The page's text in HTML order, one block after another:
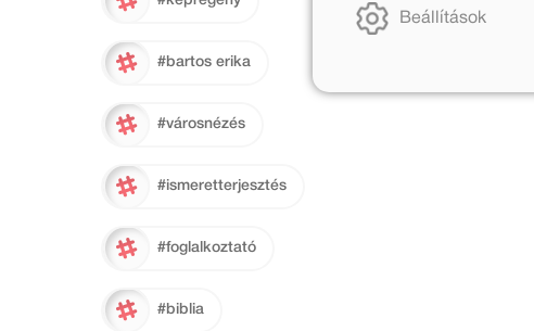
#bartos erika
#városnézés
#ismeretterjesztés
#foglalkoztató
#biblia
Beállítások